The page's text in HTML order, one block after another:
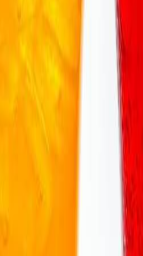
endulzantes, han ayudado a
alivianar las preocupaciones
siendo importantes
en infraestructura,